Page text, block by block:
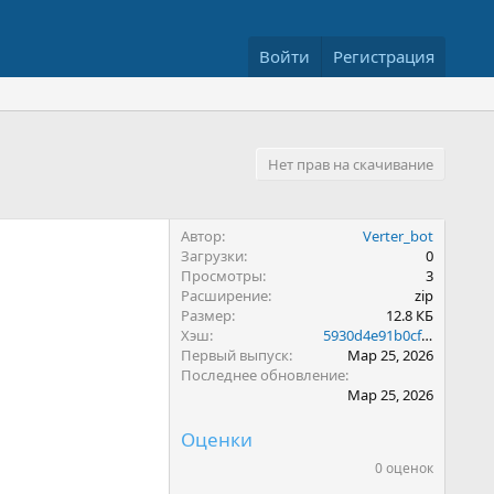
Войти Регистрация
Нет прав на скачивание
Автор
Verter_bot
Загрузки
0
Просмотры
3
Расширение
zip
Размер
12.8 КБ
Хэш
5930d4e91b0cf9d7ed98151d12a5850d
Первый выпуск
Мар 25, 2026
Последнее обновление
Мар 25, 2026
Оценки
0 оценок